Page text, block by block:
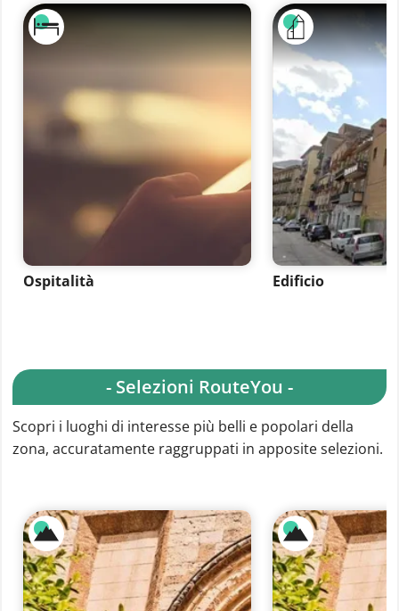
Ospitalità Edificio
- Selezioni RouteYou -
Scopri i luoghi di interesse più belli e popolari della
zona, accuratamente raggruppati in apposite selezioni.